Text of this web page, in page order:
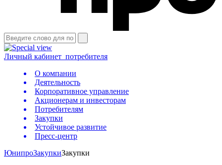
Личный кабинет потребителя
О компании
Деятельность
Корпоративное управление
Акционерам и инвесторам
Потребителям
Закупки
Устойчивое развитие
Пресс-центр
ЮнипроЗакупкиЗакупки